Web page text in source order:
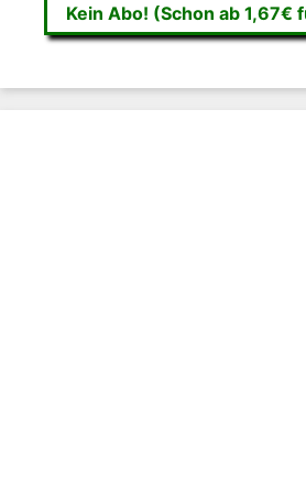
Kein Abo! (Schon ab 1,67€